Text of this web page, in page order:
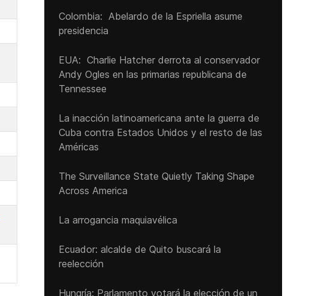
Colombia: Abelardo de la Espriella asume
presidencia
EUA: Charlie Hatcher derrota al conservador
Andy Ogles en las primarias republicana de
Tennessee
La inacción latinoamericana ante la guerra de
Cuba contra Estados Unidos y el resto de las
Américas
The Surveillance State Quietly Taking Shape
Across America
La arrogancia maquiavélica
Ecuador: alcalde de Quito buscará la
reelección
Hungría: Parlamento votará la elección de un